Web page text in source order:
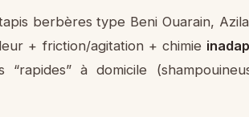
berbères type Beni Ouarain,
+ friction/agitation + chimie
à domicile